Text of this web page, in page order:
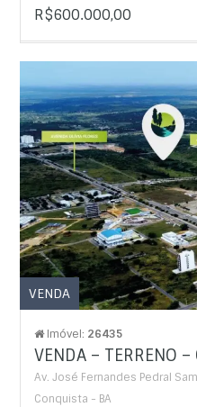
R$600.000,00
VENDA
Imóvel: 26435
VENDA – TERRENO –
Av. José Fernandes Pedral
Conquista - BA